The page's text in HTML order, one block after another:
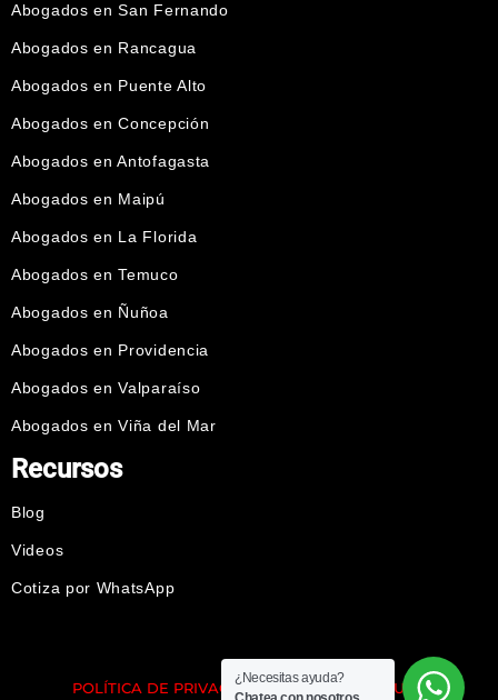
Abogados en San Fernando
Abogados en Rancagua
Abogados en Puente Alto
Abogados en Concepción
Abogados en Antofagasta
Abogados en Maipú
Abogados en La Florida
Abogados en Temuco
Abogados en Ñuñoa
Abogados en Providencia
Abogados en Valparaíso
Abogados en Viña del Mar
Recursos
Blog
Videos
Cotiza por WhatsApp
POLÍTICA DE PRIVACIDADITÉRMINOS DE USO
¿Necesitas ayuda?